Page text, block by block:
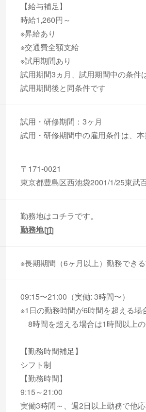
【給与補足】
時給1,260円～
※昇給あり
※交通費全額支給
※試用期間あり
試用期間3ヵ月、試用期間中の条件
試用期間後と同条件です
試用・研修期間：3ヶ月
試用・研修期間中の雇用条件は、本
〒171-0021
東京都豊島区西池袋2001/1/25東武
勤務地はコチラです。
勤務地
※長期期間（6ヶ月以上）勤務できる
09:15〜21:00（実働: 3時間〜）
※1日の勤務時間が6時間を超える場
8時間を超える場合は1時間以上
【勤務時間補足】
シフト制
【勤務時間】
9:15～21:00
実働3時間～、週2日以上勤務で他